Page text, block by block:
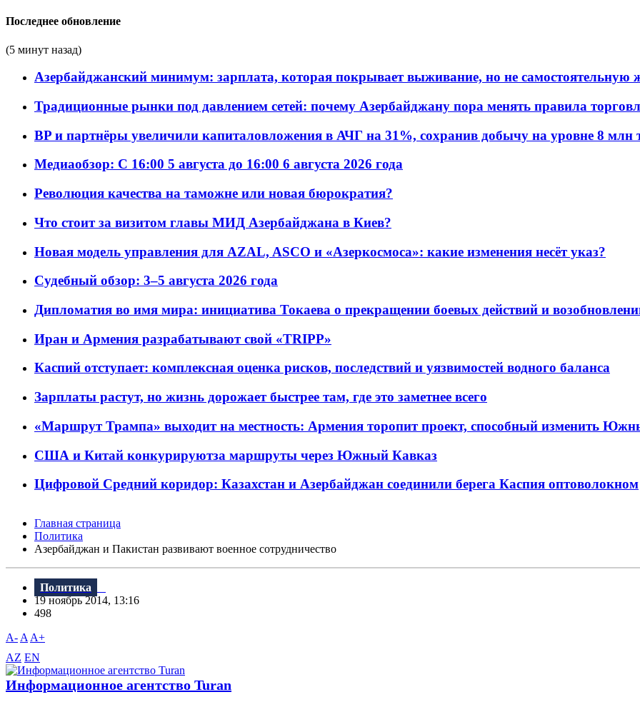
Последнее обновление
(5 минут назад)
Азербайджанский минимум: зарплата, которая покрывает выживание, но не самостоятельную
Традиционные рынки под давлением сетей: почему Азербайджану пора менять правила
BP и партнёры увеличили капиталовложения в АЧГ на 31%, сохранив добычу на уровне 8 млн
Медиаобзор: С 16:00 5 августа до 16:00 6 августа 2026 года
Революция качества на таможне или новая бюрократия?
Что стоит за визитом главы МИД Азербайджана в Киев?
Новая модель управления для AZAL, ASCO и «Азеркосмоса»: какие изменения несёт указ?
Судебный обзор: 3–5 августа 2026 года
Дипломатия во имя мира: инициатива Токаева о прекращении боевых действий и
Иран и Армения разрабатывают свой «TRIPP»
Каспий отступает: комплексная оценка рисков, последствий и уязвимостей водного баланса
Зарплаты растут, но жизнь дорожает быстрее там, где это заметнее всего
«Маршрут Трампа» выходит на местность: Армения торопит проект, способный изменить
США и Китай конкурируютза маршруты через Южный Кавказ
Цифровой Средний коридор: Казахстан и Азербайджан соединили берега Каспия оптоволокном
Главная страница
Политика
Азербайджан и Пакистан развивают военное сотрудничество
Политика
19 ноябрь 2014, 13:16
498
A- A A+
AZ EN
Информационное агентство Turan